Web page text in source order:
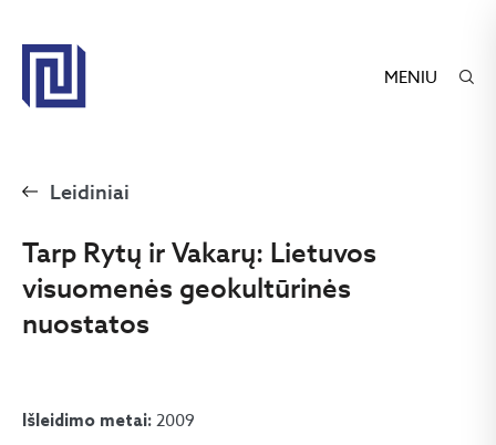
MENIU
Leidiniai
Tarp Rytų ir Vakarų: Lietuvos
visuomenės geokultūrinės
nuostatos
Išleidimo metai: 2009